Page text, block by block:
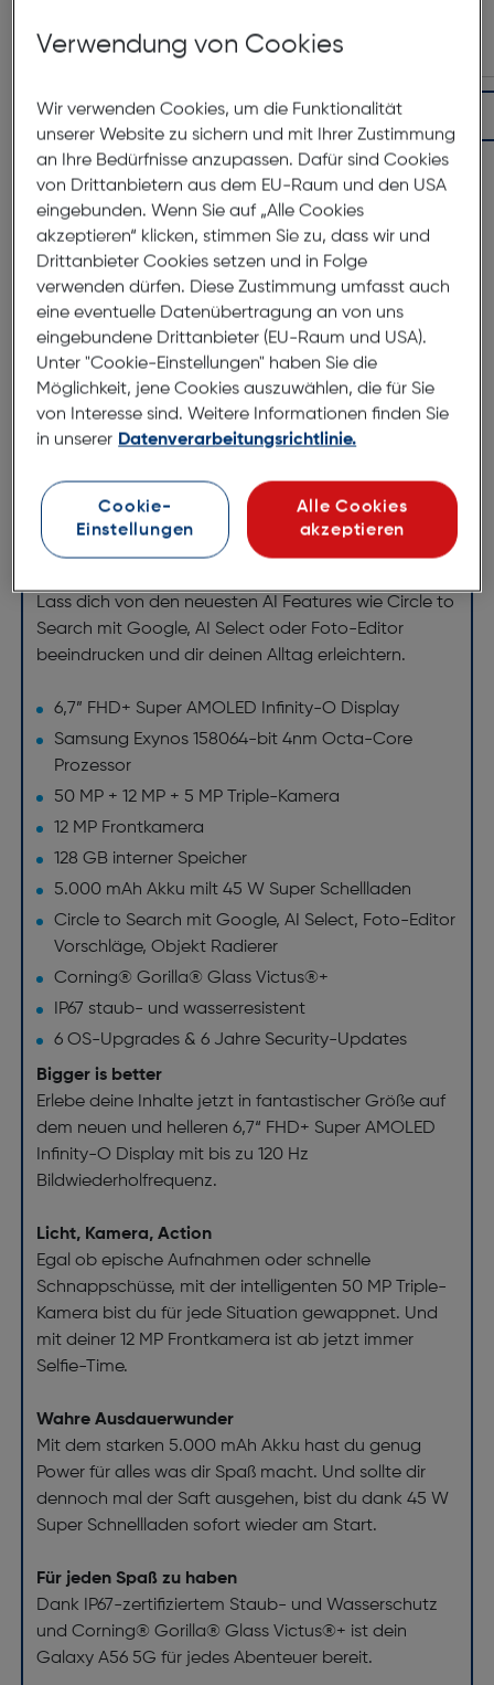
In den Warenkorb
Produktbeschreibung
Samsung Galaxy A56 5G 128GB
ArtNr.: 180009117
Einfach Awesome
Lass dich von den neuesten AI Features wie Circle to
Search mit Google, AI Select oder Foto-Editor
beeindrucken und dir deinen Alltag erleichtern.
6,7” FHD+ Super AMOLED Infinity-O Display
Samsung Exynos 158064-bit 4nm Octa-Core
Prozessor
50 MP + 12 MP + 5 MP Triple-Kamera
12 MP Frontkamera
128 GB interner Speicher
5.000 mAh Akku milt 45 W Super Schellladen
Circle to Search mit Google, AI Select, Foto-Editor
Vorschläge, Objekt Radierer
Corning® Gorilla® Glass Victus®+
IP67 staub- und wasserresistent
6 OS-Upgrades & 6 Jahre Security-Updates
Bigger is better
Erlebe deine Inhalte jetzt in fantastischer Größe auf
dem neuen und helleren 6,7“ FHD+ Super AMOLED
Infinity-O Display mit bis zu 120 Hz
Bildwiederholfrequenz.
Licht, Kamera, Action
Egal ob epische Aufnahmen oder schnelle
Schnappschüsse, mit der intelligenten 50 MP Triple-
Kamera bist du für jede Situation gewappnet. Und
mit deiner 12 MP Frontkamera ist ab jetzt immer
Selfie-Time.
Wahre Ausdauerwunder
Mit dem starken 5.000 mAh Akku hast du genug
Power für alles was dir Spaß macht. Und sollte dir
dennoch mal der Saft ausgehen, bist du dank 45 W
Super Schnellladen sofort wieder am Start.
Für jeden Spaß zu haben
Dank IP67-zertifiziertem Staub- und Wasserschutz
und Corning® Gorilla® Glass Victus®+ ist dein
Galaxy A56 5G für jedes Abenteuer bereit.
Verwendung von Cookies
Wir verwenden Cookies, um die Funktionalität
unserer Website zu sichern und mit Ihrer Zustimmung
an Ihre Bedürfnisse anzupassen. Dafür sind Cookies
von Drittanbietern aus dem EU-Raum und den USA
eingebunden. Wenn Sie auf „Alle Cookies
akzeptieren“ klicken, stimmen Sie zu, dass wir und
Drittanbieter Cookies setzen und in Folge
verwenden dürfen. Diese Zustimmung umfasst auch
eine eventuelle Datenübertragung an von uns
eingebundene Drittanbieter (EU-Raum und USA).
Unter "Cookie-Einstellungen" haben Sie die
Möglichkeit, jene Cookies auszuwählen, die für Sie
von Interesse sind. Weitere Informationen finden Sie
in unserer Datenverarbeitungsrichtlinie.
Cookie-
Einstellungen
Alle Cookies
akzeptieren